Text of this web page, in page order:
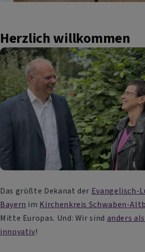
Herzlich willkommen
Das größte Dekanat der Evangelisch-
Bayern im Kirchenkreis Schwaben-
Mitte Europas. Und: Wir sind anders
innovativ!